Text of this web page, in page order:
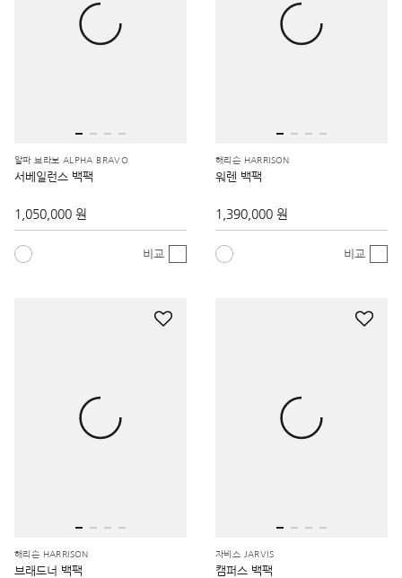
알파 브라보 ALPHA BRAVO
서베일런스 백팩
1,050,000 원
비교
해리슨 HARRISON
워렌 백팩
1,390,000 원
비교
해리슨 HARRISON
브래드너 백팩
자비스 JARVIS
캠퍼스 백팩